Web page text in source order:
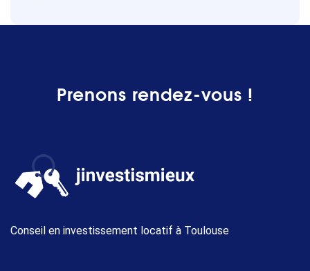
Prenons rendez-vous !
Conseil en investissement locatif à Toulouse